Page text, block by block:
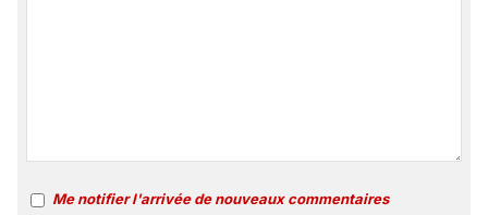
Me notifier l'arrivée de nouveaux commentaires